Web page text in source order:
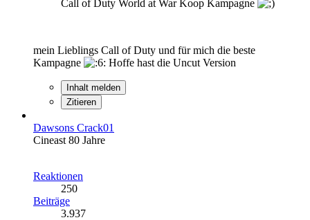
Call of Duty World at War Koop Kampagne
mein Lieblings Call of Duty und für mich die beste
Kampagne
Hoffe hast die Uncut Version
Inhalt melden
Zitieren
Dawsons Crack01
Cineast 80 Jahre
Reaktionen
250
Beiträge
3.937